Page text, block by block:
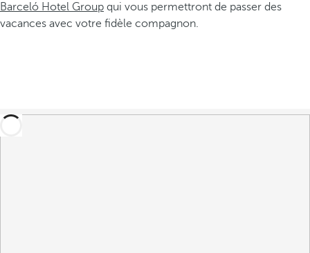
Barceló Hotel Group qui vous permettront de passer des
vacances avec votre fidèle compagnon.